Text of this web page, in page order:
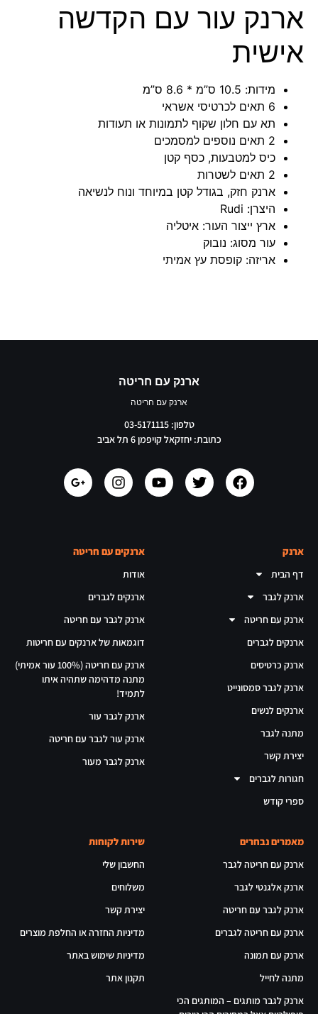
ארנק עור עם הקדשה
אישית
מידות: 10.5 ס”מ * 8.6 ס”מ
6 תאים לכרטיסי אשראי
תא עם חלון שקוף לתמונות או תעודות
2 תאים נוספים למסמכים
כיס למטבעות, כסף קטן
2 תאים לשטרות
ארנק חזק, בגודל קטן במיוחד ונוח לנשיאה
היצרן: Rudi
ארץ ייצור העור: איטליה
עור מסוג: נובוק
אריזה: קופסת עץ אמיתי
ארנק עם חריטה
ארנק עם חריטה
טלפון: 03-5171115
כתובת: יחזקאל קויפמן 6 תל אביב
ארנק
דף הבית
ארנק לגבר
ארנק עם חריטה
ארנקים לגברים
ארנק כרטיסים
ארנק לגבר סמסונייט
ארנקים לנשים
מתנה לגבר
יצירת קשר
חגורות לגברים
ספרי קודש
ארנקים עם חריטה
אודות
ארנקים לגברים
ארנק לגבר עם חריטה
דוגמאות של ארנקים עם חריטות
ארנק עם חריטה (100% עור אמיתי)
מתנה מדהימה שתהיה איתו
לתמיד!
ארנק לגבר עור
ארנק עור לגבר עם חריטה
ארנק לגבר מעור
מאמרים נבחרים
ארנק עם חריטה לגבר
ארנק אלגנטי לגבר
ארנק לגבר עם חריטה
ארנק עם חריטה לגברים
ארנק עם תמונה
מתנה לחייל
ארנק לגבר מותגים – המותגים הכי
שירות לקוחות
החשבון שלי
משלוחים
יצירת קשר
מדיניות החזרה או החלפת מוצרים
מדיניות שימוש באתר
תקנון אתר